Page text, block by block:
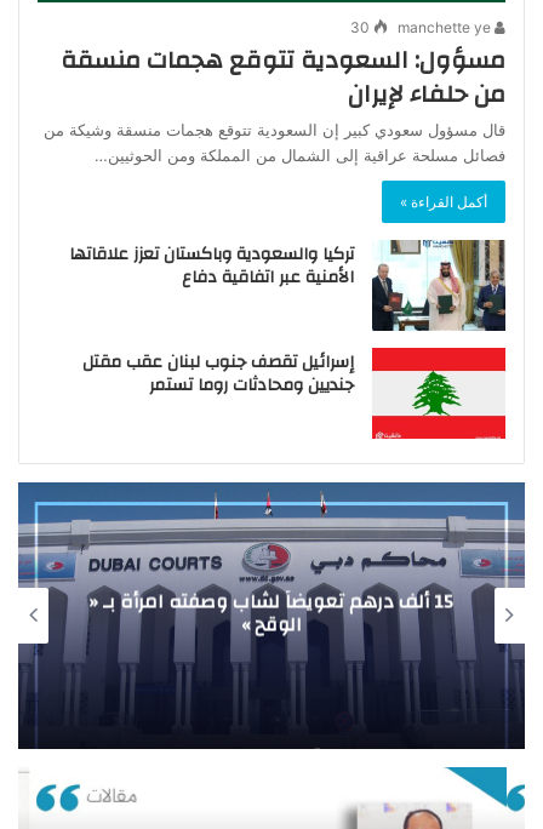
30
مسؤول: السعودية تتوقع هجمات منسقة
من حلفاء لإيران
قال مسؤول سعودي كبير إن السعودية ​تتوقع هجمات منسقة وشيكة من
فصائل مسلحة عراقية إلى الشمال من المملكة ومن الحوثيين…
أكمل القراءة »
تركيا والسعودية وباكستان تعزز علاقاتها
الأمنية عبر اتفاقية دفاع
إسرائيل تقصف جنوب لبنان عقب مقتل
جنديين ومحادثات روما تستمر
15 ألف درهم تعويضاً لشاب وصفته امرأة بـ «
الوقح »